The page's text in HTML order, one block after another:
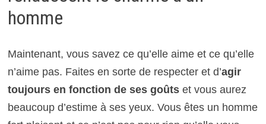
homme
Maintenant, vous savez ce qu’elle aime et ce qu’elle
n’aime pas. Faites en sorte de respecter et d’agir
toujours en fonction de ses goûtset vous aurez
beaucoup d’estime à ses yeux. Vous êtes un homme